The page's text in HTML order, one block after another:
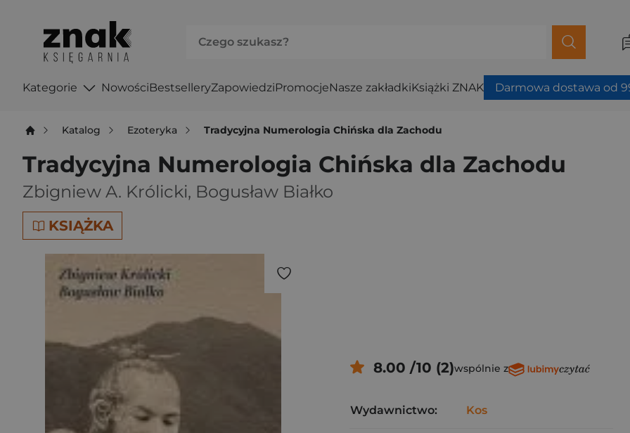
Kategorie NowościBestselleryZapowiedziPromocjeNasze zakładkiKsiążki ZNAK Darmowa dostawa od
Katalog Ezoteryka Tradycyjna Numerologia Chińska dla Zachodu
Tradycyjna Numerologia Chińska dla Zachodu
Zbigniew A. Królicki, Bogusław Białko
KSIĄŻKA
8.00 /10 (2)wspólnie z
Wydawnictwo: Kos